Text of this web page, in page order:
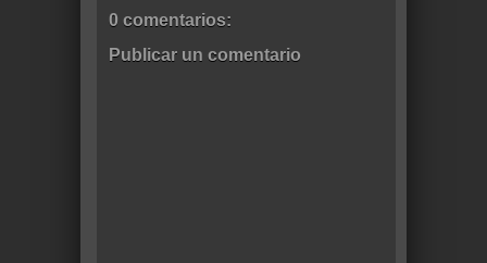
0 comentarios:
Publicar un comentario